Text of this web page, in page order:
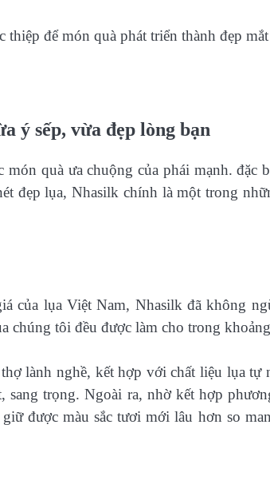
để món quà phát triển thành đẹp
ý sếp, vừa đẹp lòng bạn
quà ưa chuộng của phái mạnh. đặc
đẹp lụa, Nhasilk chính là một trong
của lụa Việt Nam, Nhasilk đã không
chúng tôi đều được làm cho trong
lành nghề, kết hợp với chất liệu lụa tự
sang trọng. Ngoài ra, nhờ kết hợp
được màu sắc tươi mới lâu hơn so